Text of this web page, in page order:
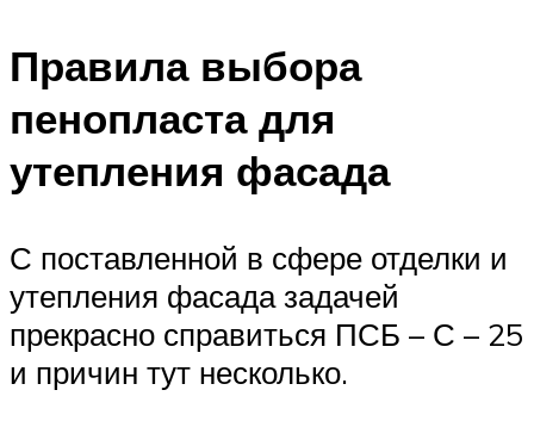
Правила выбора
пенопласта для
утепления фасада
С поставленной в сфере отделки и
утепления фасада задачей
прекрасно справиться ПСБ – С – 25
и причин тут несколько.